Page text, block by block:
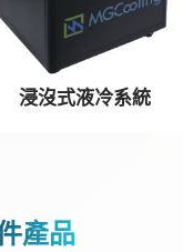
浸沒式液冷系統
產品